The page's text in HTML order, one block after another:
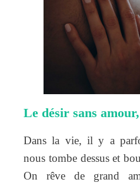
Le désir sans
Dans la vie, il y a
nous tombe dessus et
On rêve de grand